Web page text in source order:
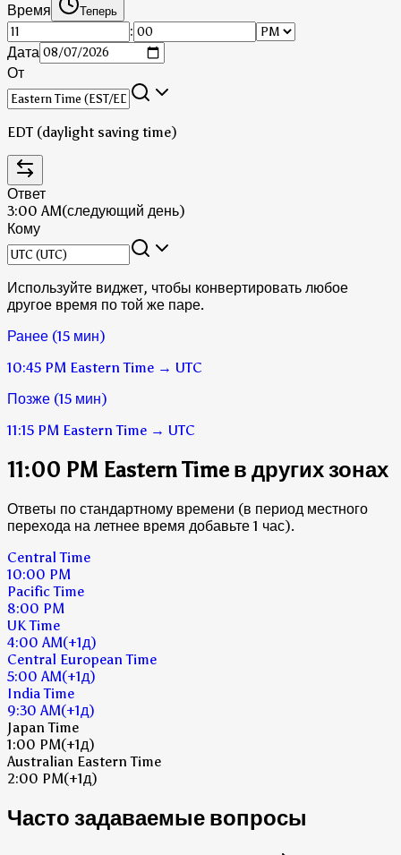
Время Теперь
:
Дата
От
EDT (daylight saving time)
Ответ
3:00 AM(следующий день)
Кому
Используйте виджет, чтобы конвертировать любое
другое время по той же паре.
Ранее (15 мин)
10:45 PM Eastern Time → UTC
Позже (15 мин)
11:15 PM Eastern Time → UTC
11:00 PM Eastern Time в других зонах
Ответы по стандартному времени (в период местного
перехода на летнее время добавьте 1 час).
Central Time
10:00 PM
Pacific Time
8:00 PM
UK Time
4:00 AM(+1д)
Central European Time
5:00 AM(+1д)
India Time
9:30 AM(+1д)
Japan Time
1:00 PM(+1д)
Australian Eastern Time
2:00 PM(+1д)
Часто задаваемые вопросы